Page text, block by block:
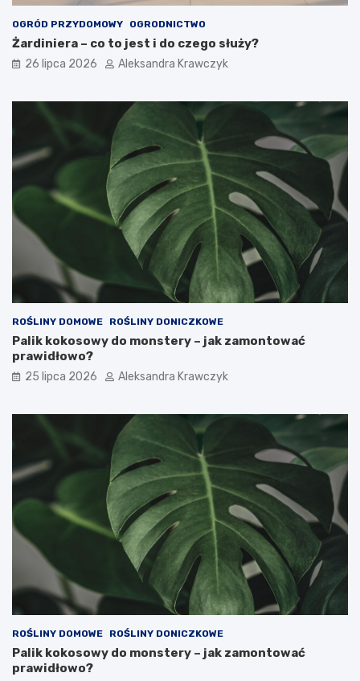
OGRÓD PRZYDOMOWY OGRODNICTWO
Żardiniera – co to jest i do czego służy?
26 lipca 2026 Aleksandra Krawczyk
ROŚLINY DOMOWE ROŚLINY DONICZKOWE
Palik kokosowy do monstery – jak zamontować
prawidłowo?
25 lipca 2026 Aleksandra Krawczyk
ROŚLINY DOMOWE ROŚLINY DONICZKOWE
Palik kokosowy do monstery – jak zamontować
prawidłowo?